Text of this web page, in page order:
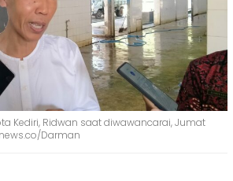
Kediri, Ridwan saat diwawancarai, Jumat
Darman